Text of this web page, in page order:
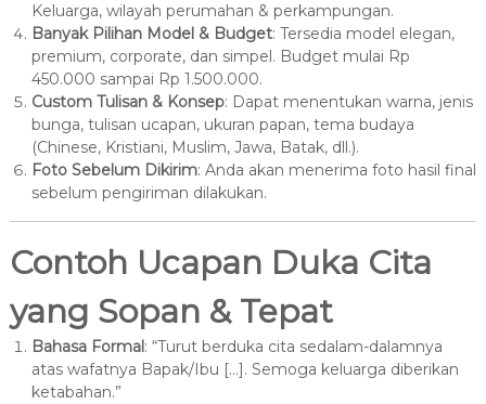
Keluarga, wilayah perumahan & perkampungan.
Banyak Pilihan Model & Budget: Tersedia model elegan,
premium, corporate, dan simpel. Budget mulai Rp
450.000 sampai Rp 1.500.000.
Custom Tulisan & Konsep: Dapat menentukan warna, jenis
bunga, tulisan ucapan, ukuran papan, tema budaya
(Chinese, Kristiani, Muslim, Jawa, Batak, dll.).
Foto Sebelum Dikirim: Anda akan menerima foto hasil final
sebelum pengiriman dilakukan.
Contoh Ucapan Duka Cita
yang Sopan & Tepat
Bahasa Formal: “Turut berduka cita sedalam-dalamnya
atas wafatnya Bapak/Ibu […]. Semoga keluarga diberikan
ketabahan.”